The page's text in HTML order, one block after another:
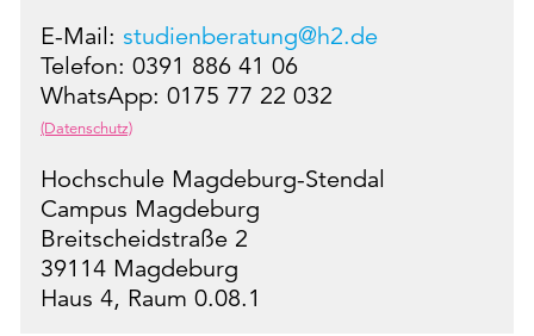
E-Mail: studienberatung@h2.de
Telefon: 0391 886 41 06
WhatsApp: 0175 77 22 032
(Datenschutz)
Hochschule Magdeburg-Stendal
Campus Magdeburg
Breitscheidstraße 2
39114 Magdeburg
Haus 4, Raum 0.08.1